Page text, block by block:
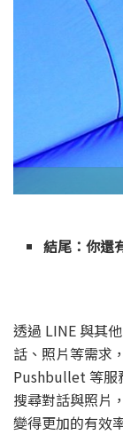
結尾：你還
透過 LINE 與其
話、照片等需求
Pushbullet 等服
搜尋對話與照片
變得更加的有效